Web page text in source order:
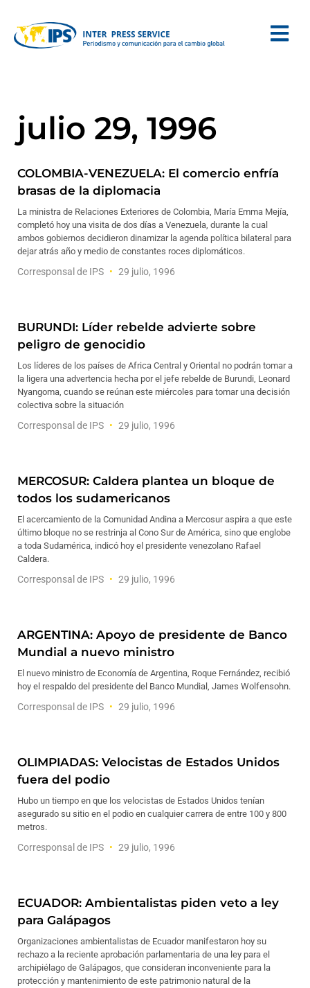
julio 29, 1996
COLOMBIA-VENEZUELA: El comercio enfría
brasas de la diplomacia
La ministra de Relaciones Exteriores de Colombia, María Emma Mejía,
completó hoy una visita de dos días a Venezuela, durante la cual
ambos gobiernos decidieron dinamizar la agenda política bilateral para
dejar atrás año y medio de constantes roces diplomáticos.
Corresponsal de IPS 29 julio, 1996
BURUNDI: Líder rebelde advierte sobre
peligro de genocidio
Los líderes de los países de Africa Central y Oriental no podrán tomar a
la ligera una advertencia hecha por el jefe rebelde de Burundi, Leonard
Nyangoma, cuando se reúnan este miércoles para tomar una decisión
colectiva sobre la situación
Corresponsal de IPS 29 julio, 1996
MERCOSUR: Caldera plantea un bloque de
todos los sudamericanos
El acercamiento de la Comunidad Andina a Mercosur aspira a que este
último bloque no se restrinja al Cono Sur de América, sino que englobe
a toda Sudamérica, indicó hoy el presidente venezolano Rafael
Caldera.
Corresponsal de IPS 29 julio, 1996
ARGENTINA: Apoyo de presidente de Banco
Mundial a nuevo ministro
El nuevo ministro de Economía de Argentina, Roque Fernández, recibió
hoy el respaldo del presidente del Banco Mundial, James Wolfensohn.
Corresponsal de IPS 29 julio, 1996
OLIMPIADAS: Velocistas de Estados Unidos
fuera del podio
Hubo un tiempo en que los velocistas de Estados Unidos tenían
asegurado su sitio en el podio en cualquier carrera de entre 100 y 800
metros.
Corresponsal de IPS 29 julio, 1996
ECUADOR: Ambientalistas piden veto a ley
para Galápagos
Organizaciones ambientalistas de Ecuador manifestaron hoy su
rechazo a la reciente aprobación parlamentaria de una ley para el
archipiélago de Galápagos, que consideran inconveniente para la
protección y mantenimiento de este patrimonio natural de la